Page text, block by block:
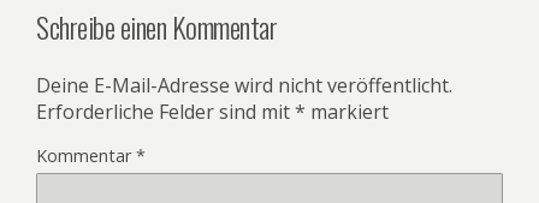
Schreibe einen Kommentar
Deine E-Mail-Adresse wird nicht veröffentlicht.
Erforderliche Felder sind mit* markiert
Kommentar*